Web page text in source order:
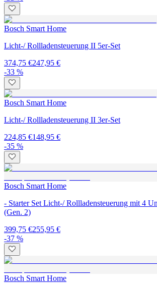
Bosch Smart Home
Licht-/ Rollladensteuerung II 5er-Set
374,75 €247,95 €
-33 %
Bosch Smart Home
Licht-/ Rollladensteuerung II 3er-Set
224,85 €148,95 €
-35 %
Bosch Smart Home
- Starter Set Licht-/ Rollladensteuerung mit 4
(Gen. 2)
399,75 €255,95 €
-37 %
Bosch Smart Home